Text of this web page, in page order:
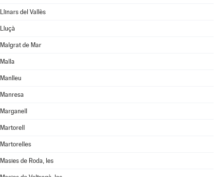
Llinars del Vallès
Lluçà
Malgrat de Mar
Malla
Manlleu
Manresa
Marganell
Martorell
Martorelles
Masies de Roda, les